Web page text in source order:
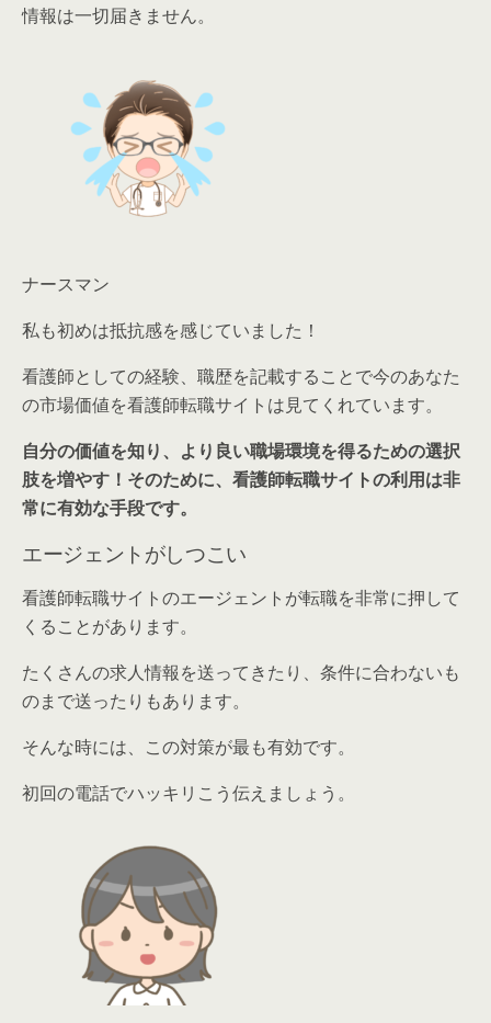
情報は一切届きません。
ナースマン
私も初めは抵抗感を感じていました！
看護師としての経験、職歴を記載することで今のあなた
の市場価値を看護師転職サイトは見てくれています。
自分の価値を知り、より良い職場環境を得るための選択
肢を増やす！そのために、看護師転職サイトの利用は非
常に有効な手段です。
エージェントがしつこい
看護師転職サイトのエージェントが転職を非常に押して
くることがあります。
たくさんの求人情報を送ってきたり、条件に合わないも
のまで送ったりもあります。
そんな時には、この対策が最も有効です。
初回の電話でハッキリこう伝えましょう。